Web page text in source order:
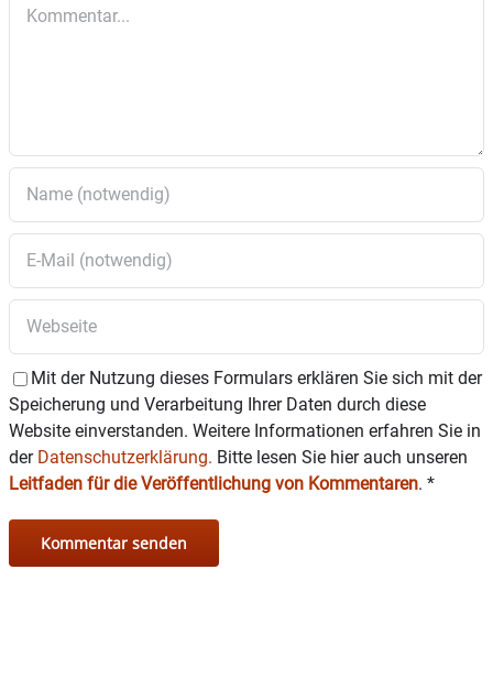
unter der 08071 / 7401 (10 bis 17 Uhr).
Mit der Nutzung dieses Formulars erklären Sie sich mit der
Speicherung und Verarbeitung Ihrer Daten durch diese
Website einverstanden. Weitere Informationen erfahren Sie in
der Datenschutzerklärung. Bitte lesen Sie hier auch unseren
Leitfaden für die Veröffentlichung von Kommentaren. *